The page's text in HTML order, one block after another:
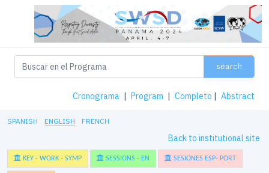
search
Cronograma | Program | Completo | Abstract
SPANISH ENGLISH FRENCH
Back to institutional site
KEY - WORK - SYMP SESSIONS - EN SESIONES ESP- PORT